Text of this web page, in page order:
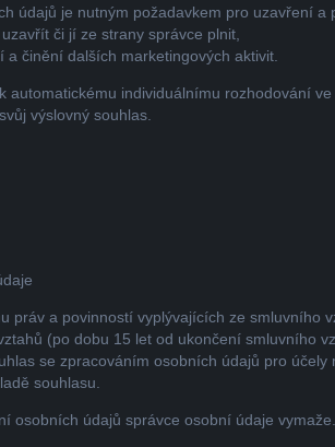
údajů je nutným požadavkem pro uzavření a
či jí ze strany správce plnit,
činění dalších marketingových aktivit.
automatickému individuálnímu rozhodování
výslovný souhlas.
práv a povinností vyplývajících ze smluvního
(po dobu 15 let od ukončení smluvního
se zpracováním osobních údajů pro
souhlasu.
osobních údajů správce osobní údaje vymaže.